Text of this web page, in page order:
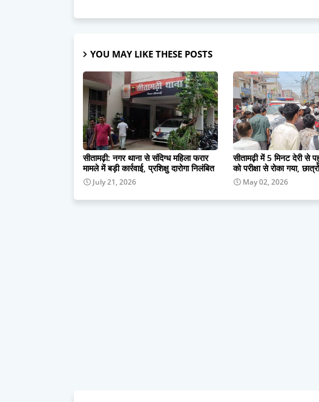
YOU MAY LIKE THESE POSTS
सीतामढ़ी: नगर थाना से संदिग्ध महिला फरार
मामले में बड़ी कार्रवाई, प्रशिक्षु दारोगा निलंबित
July 21, 2026
सीतामढ़ी में 5 मिनट देरी से
को परीक्षा से रोका गया,
May 02, 2026